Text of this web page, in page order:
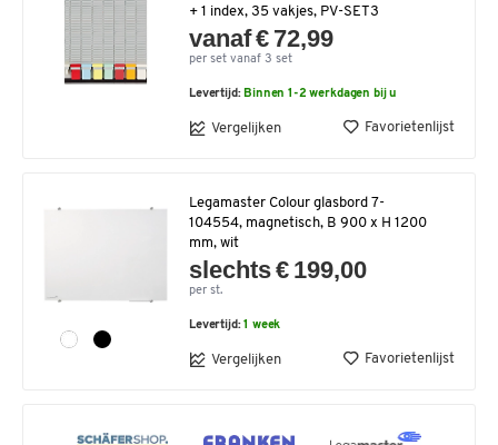
+ 1 index, 35 vakjes, PV-SET3
vanaf € 72,99
per set vanaf 3 set
Levertijd: Binnen 1-2 werkdagen bij u
Vergelijken Favorietenlijst
Legamaster Colour glasbord 7-
104554, magnetisch, B 900 x H 1200
mm, wit
slechts € 199,00
per st.
Levertijd:1 week
Vergelijken Favorietenlijst